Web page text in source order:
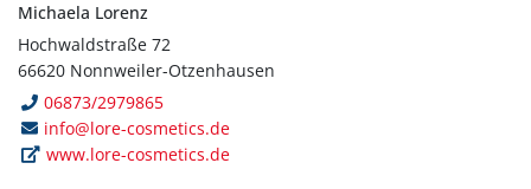
Michaela Lorenz
Hochwaldstraße 72
66620 Nonnweiler-Otzenhausen
06873/2979865
info@lore-cosmetics.de
www.lore-cosmetics.de